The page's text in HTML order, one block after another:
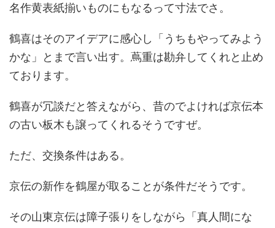
名作黄表紙揃いものにもなるって寸法でさ。
鶴喜はそのアイデアに感心し「うちもやってみよう
かな」とまで言い出す。蔦重は勘弁してくれと止め
ております。
鶴喜が冗談だと答えながら、昔のでよければ京伝本
の古い板木も譲ってくれるそうですぜ。
ただ、交換条件はある。
京伝の新作を鶴屋が取ることが条件だそうです。
その山東京伝は障子張りをしながら「真人間にな